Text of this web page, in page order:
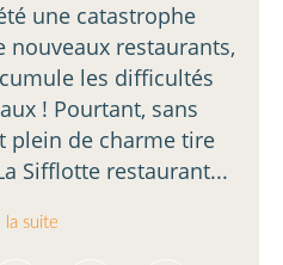
une catastrophe
restaurants,
les difficultés
! Pourtant, sans
plein de charme tire
Sifflotte restaurant...
la suite